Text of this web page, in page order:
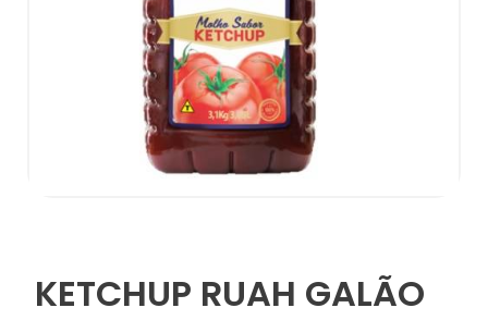
KETCHUP RUAH GALÃO